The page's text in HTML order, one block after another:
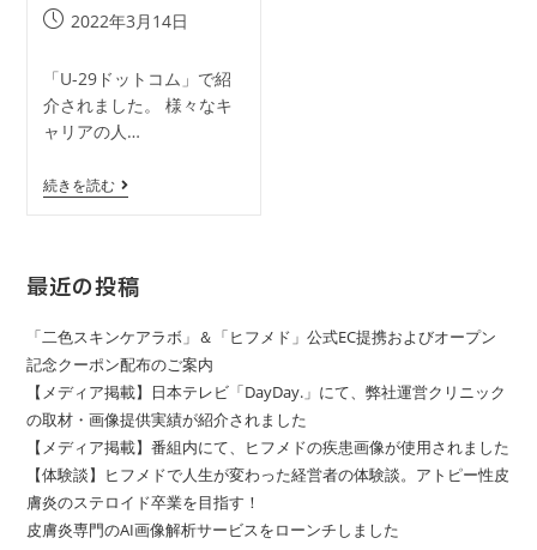
2022年3月14日
「U-29ドットコム」で紹
介されました。 様々なキ
ャリアの人…
続きを読む
最近の投稿
「二色スキンケアラボ」＆「ヒフメド」公式EC提携およびオープン
記念クーポン配布のご案内
【メディア掲載】日本テレビ「DayDay.」にて、弊社運営クリニック
の取材・画像提供実績が紹介されました
【メディア掲載】番組内にて、ヒフメドの疾患画像が使用されました
【体験談】ヒフメドで人生が変わった経営者の体験談。アトピー性皮
膚炎のステロイド卒業を目指す！
皮膚炎専門のAI画像解析サービスをローンチしました